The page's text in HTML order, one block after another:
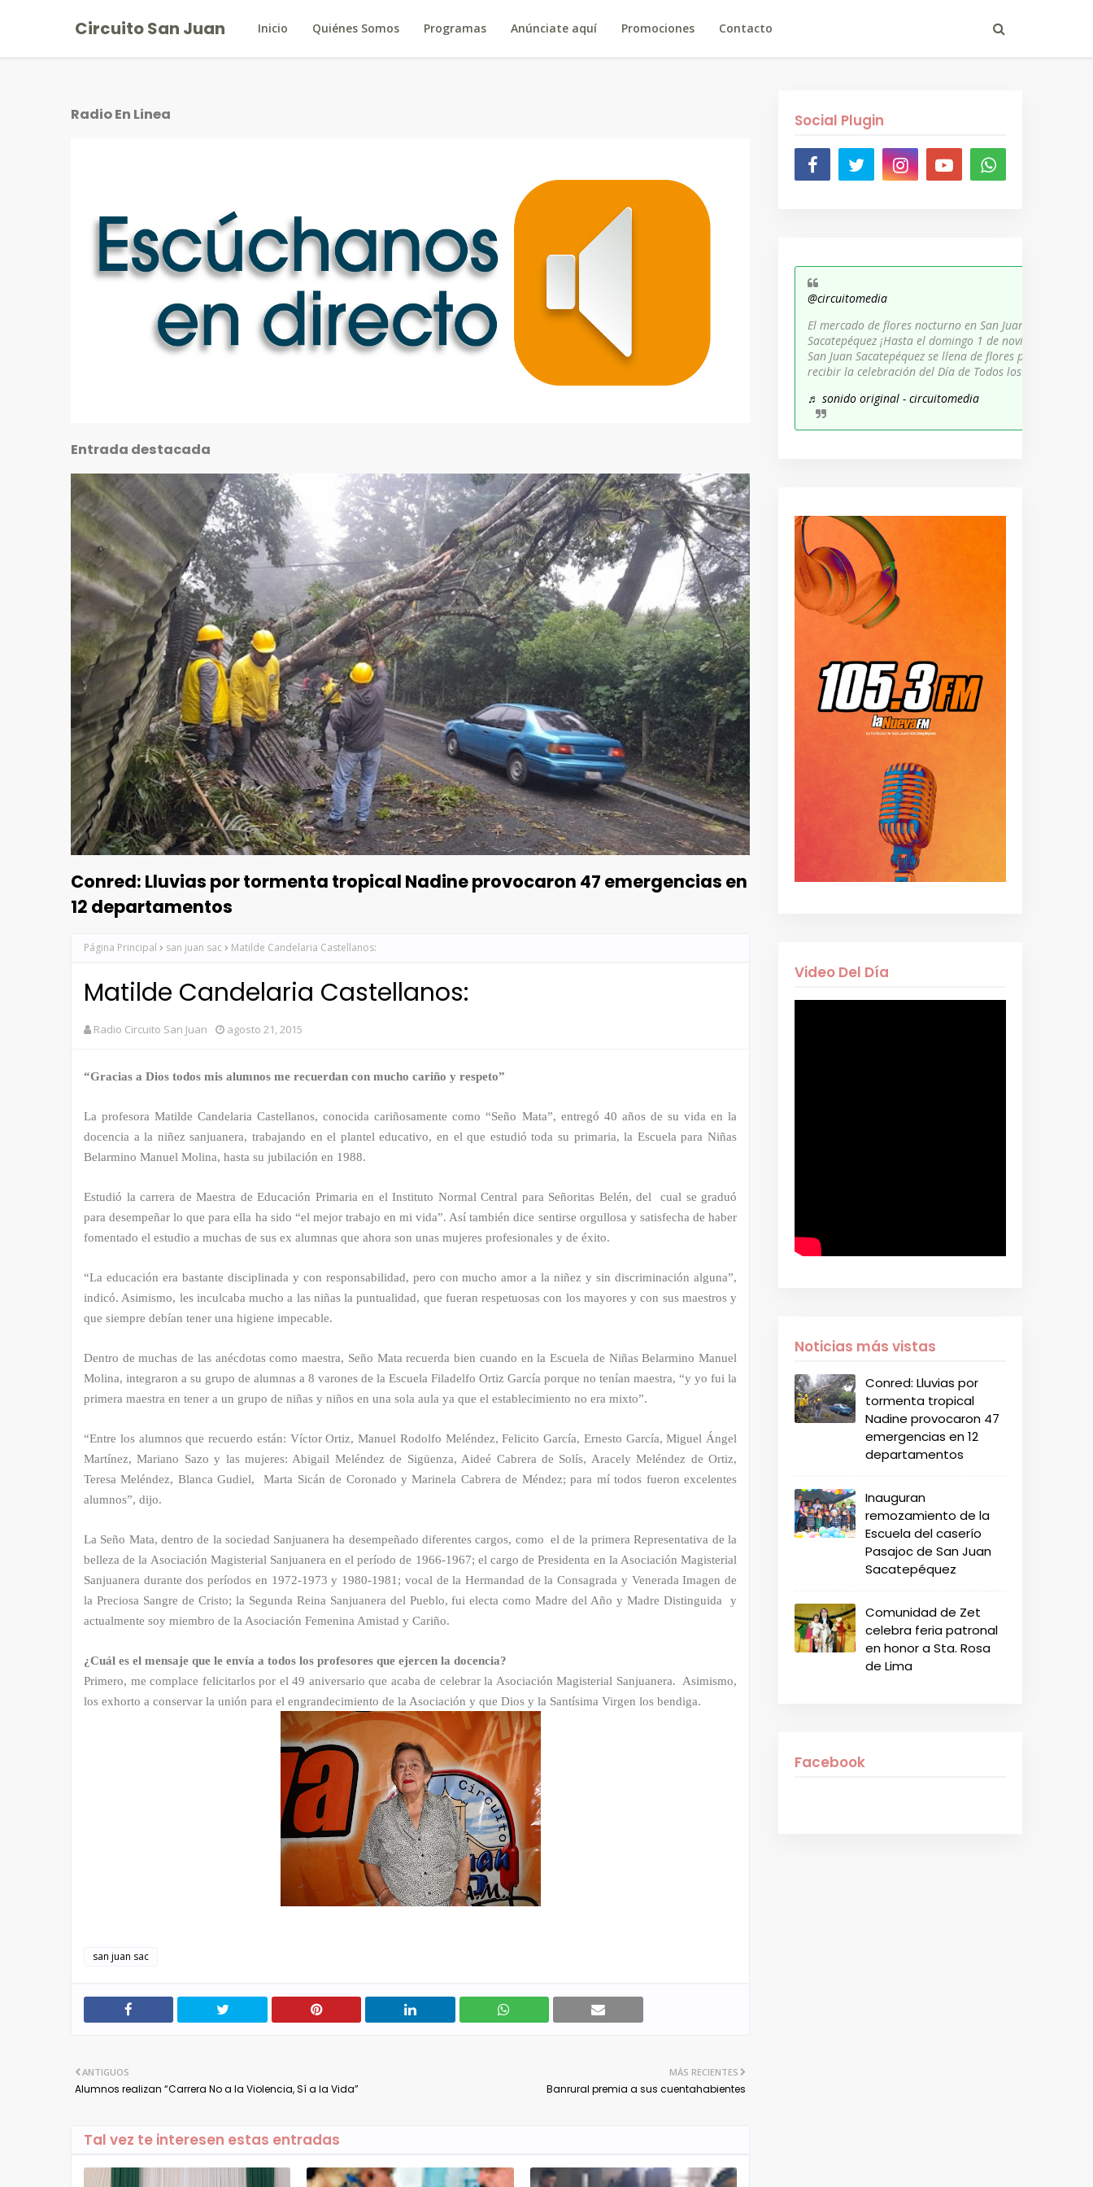
Circuito San Juan Inicio Quiénes Somos Programas Anúnciate aquí Promociones Contacto
Radio En Linea
Entrada destacada
Conred: Lluvias por tormenta tropical Nadine provocaron 47 emergencias en
12 departamentos
Página Principal san juan sac Matilde Candelaria Castellanos:
Matilde Candelaria Castellanos:
Radio Circuito San Juan agosto 21, 2015
“Gracias a Dios todos mis alumnos me recuerdan con mucho cariño y respeto”
La profesora Matilde Candelaria Castellanos, conocida cariñosamente como “Seño Mata”, entregó 40 años de su vida en la
docencia a la niñez sanjuanera, trabajando en el plantel educativo, en el que estudió toda su primaria, la Escuela para Niñas
Belarmino Manuel Molina, hasta su jubilación en 1988.
Estudió la carrera de Maestra de Educación Primaria en el Instituto Normal Central para Señoritas Belén, del cual se graduó
para desempeñar lo que para ella ha sido “el mejor trabajo en mi vida”. Así también dice sentirse orgullosa y satisfecha de haber
fomentado el estudio a muchas de sus ex alumnas que ahora son unas mujeres profesionales y de éxito.
“La educación era bastante disciplinada y con responsabilidad, pero con mucho amor a la niñez y sin discriminación alguna”,
indicó. Asimismo, les inculcaba mucho a las niñas la puntualidad, que fueran respetuosas con los mayores y con sus maestros y
que siempre debían tener una higiene impecable.
Dentro de muchas de las anécdotas como maestra, Seño Mata recuerda bien cuando en la Escuela de Niñas Belarmino Manuel
Molina, integraron a su grupo de alumnas a 8 varones de la Escuela Filadelfo Ortiz García porque no tenían maestra, “y yo fui la
primera maestra en tener a un grupo de niñas y niños en una sola aula ya que el establecimiento no era mixto”.
“Entre los alumnos que recuerdo están: Víctor Ortiz, Manuel Rodolfo Meléndez, Felicito García, Ernesto García, Miguel Ángel
Martínez, Mariano Sazo y las mujeres: Abigail Meléndez de Sigüenza, Aideé Cabrera de Solís, Aracely Meléndez de Ortiz,
Teresa Meléndez, Blanca Gudiel, Marta Sicán de Coronado y Marinela Cabrera de Méndez; para mí todos fueron excelentes
alumnos”, dijo.
La Seño Mata, dentro de la sociedad Sanjuanera ha desempeñado diferentes cargos, como el de la primera Representativa de la
belleza de la Asociación Magisterial Sanjuanera en el período de 1966-1967; el cargo de Presidenta en la Asociación Magisterial
Sanjuanera durante dos períodos en 1972-1973 y 1980-1981; vocal de la Hermandad de la Consagrada y Venerada Imagen de
la Preciosa Sangre de Cristo; la Segunda Reina Sanjuanera del Pueblo, fui electa como Madre del Año y Madre Distinguida y
actualmente soy miembro de la Asociación Femenina Amistad y Cariño.
¿Cuál es el mensaje que le envía a todos los profesores que ejercen la docencia?
Primero, me complace felicitarlos por el 49 aniversario que acaba de celebrar la Asociación Magisterial Sanjuanera. Asimismo,
los exhorto a conservar la unión para el engrandecimiento de la Asociación y que Dios y la Santísima Virgen los bendiga.
san juan sac
MÁS RECIENTES
Banrural premia a sus cuentahabientes
ANTIGUOS
Alumnos realizan “Carrera No a la Violencia, Sí a la Vida”
Tal vez te interesen estas entradas
Social Plugin
@circuitomedia
El mercado de flores nocturno en San Juan
Sacatepéquez ¡Hasta el domingo 1 de noviembre,
San Juan Sacatepéquez se llena de flores para
recibir la celebración del Día de Todos los Santos!
♬ sonido original - circuitomedia
Video Del Día
Noticias más vistas
Conred: Lluvias por
tormenta tropical
Nadine provocaron 47
emergencias en 12
departamentos
Inauguran
remozamiento de la
Escuela del caserío
Pasajoc de San Juan
Sacatepéquez
Comunidad de Zet
celebra feria patronal
en honor a Sta. Rosa
de Lima
Facebook